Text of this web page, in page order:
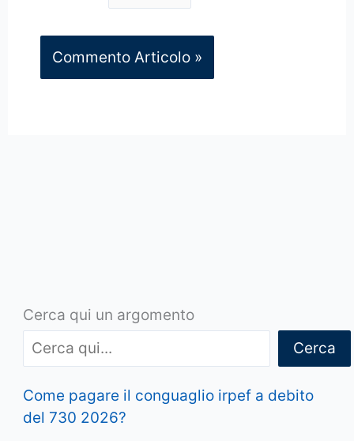
Cerca qui un argomento
Cerca
Come pagare il conguaglio irpef a debito
del 730 2026?